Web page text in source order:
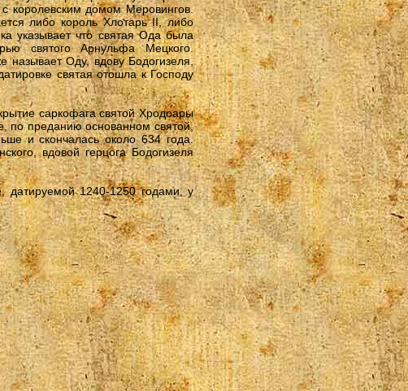
королевским домом Меровингов.
либо король Хлотарь II, либо
указывает что святая Ода была
святого Арнульфа Мецкого.
называет Оду, вдову Бодогизеля,
святая отошла к Господу
саркофага святой Хродоары
по преданию основанном святой,
и скончалась около 634 года.
вдовой герцога Бодогизеля
датируемой 1240-1250 годами, у